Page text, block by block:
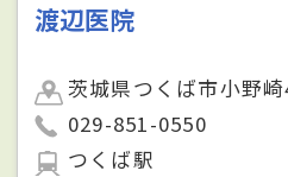
渡辺医院
茨城県つくば市小野
029-851-0550
つくば駅